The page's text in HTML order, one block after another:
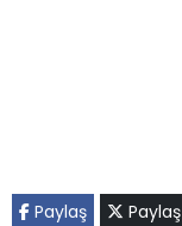
Paylaş Paylaş